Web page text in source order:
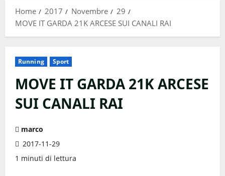
Home 2017 Novembre
29
MOVE IT GARDA 21K ARCESE SUI CANALI RAI
Running Sport
MOVE IT GARDA 21K ARCESE
SUI CANALI RAI
marco
2017-11-29
1 minuti di lettura